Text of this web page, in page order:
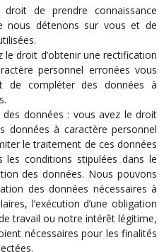
de prendre connaissance
nous détenons sur vous et de
droit d’obtenir une rectification
personnel erronées vous
de compléter des données à
données : vous avez le droit
données à caractère personnel
le traitement de ces données
les conditions stipulées dans le
des données. Nous pouvons
des données nécessaires à
l’exécution d’une obligation
travail ou notre intérêt légitime,
nécessaires pour les finalités